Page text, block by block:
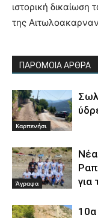
ιστορική
της
ΠΑΡΟΜΟΙΑ ΑΡΘΡΑ
Καρπενήσι
Άγραφα
Νέα
για
10α